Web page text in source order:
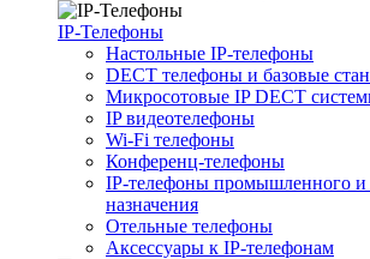
IP-Телефоны
Настольные IP-телефоны
DECT телефоны и базовые
Микросотовые IP DECT
IP видеотелефоны
Wi-Fi телефоны
Конференц-телефоны
IP-телефоны промышленного и
назначения
Отельные телефоны
Аксессуары к IP-телефонам